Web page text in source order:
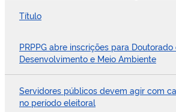
Título
PRPPG abre inscrições para Doutorado
Desenvolvimento e Meio Ambiente
Servidores públicos devem agir com
no período eleitoral